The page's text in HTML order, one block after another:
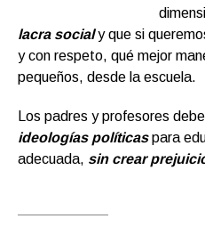
lacra socialy que si
y con respeto, qué mejor
pequeños, desde la escuela.
Los padres y profesores
ideologías políticas para
adecuada, sin crear